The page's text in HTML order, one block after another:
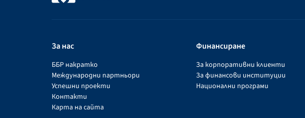
За нас
ББР накратко
Международни партньори
Успешни проекти
Контакти
Карта на сайта
Финансиране
За корпоративни клиенти
За финансови институции
Национални програми